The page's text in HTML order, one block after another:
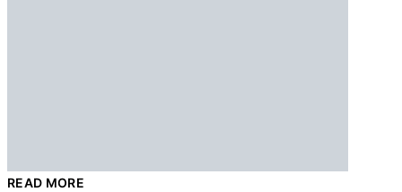
READ MORE